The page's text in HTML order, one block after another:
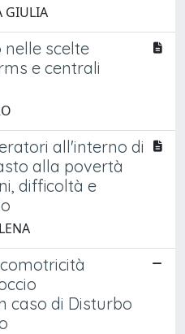
GIULIA
scelte
e centrali
all'interno di
alla povertà
difficoltà e
caso di Disturbo